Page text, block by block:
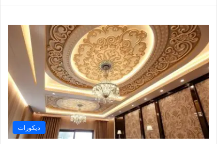
ديكورات